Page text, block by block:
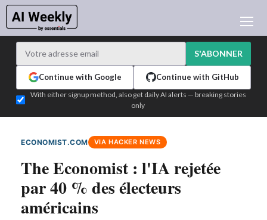
APPRENDRE L'IA
L'ACTU IA DU JOUR
ANNONCEURS
TEST EDITION BUILDER
CONNEXION
S'ABONNER
Continue with Google Continue with GitHub
With either signup method, also get daily AI alerts — breaking stories
only
ECONOMIST.COM VIA HACKER NEWS
The Economist : l'IA rejetée
par 40 % des électeurs
américains